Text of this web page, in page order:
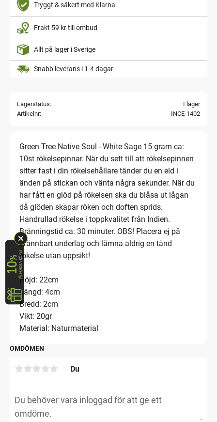
Tryggt & säkert med Klarna
Frakt 59 kr till ombud
Allt på lager i Sverige
Snabb leverans i 1-4 dagar
Lagerstatus
I lager
Artikelnr
INCE-1402
Green Tree Native Soul - White Sage 15 gram ca:
10st rökelsepinnar. När du sett till att rökelsepinnen
sitter fast i din rökelsehållare tänder du en eld i
änden på stickan och vänta några sekunder. När du
har fått en glöd på rökelsen ska du blåsa ut lågan
då glöden skapar röken och doften sprids.
Handrullad rökelse i toppkvalitet från Indien.
Bränningstid ca: 30 minuter. OBS! Placera ej på
brännbart underlag och lämna aldrig en tänd
rökelse utan uppsikt!
Höjd: 22cm
Längd: 4cm
Bredd: 2cm
Vikt: 20gr
Material: Naturmaterial
OMDÖMEN
Du